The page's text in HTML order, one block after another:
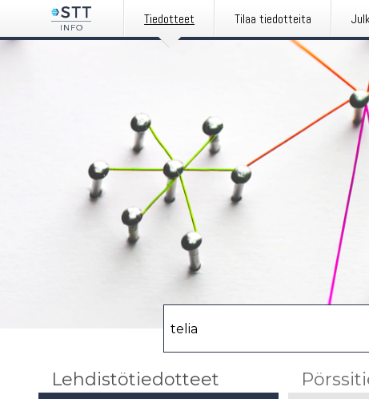
Tiedotteet Tilaa tiedotteita
Lehdistötiedotteet